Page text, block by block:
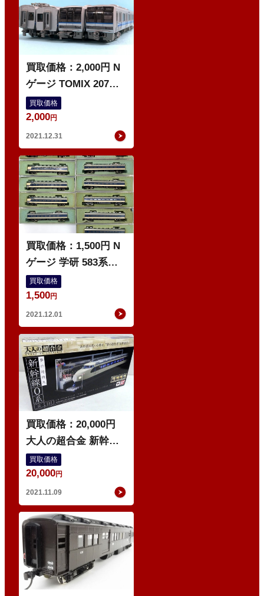
買取価格：2,000円 N
ゲージ TOMIX 207系
まとめ JR西日本 トミ
ックス 鉄道模型
買取価格
2,000円
2021.12.31
買取価格：1,500円 N
ゲージ 学研 583系ま
とめ 寝台特急電車 モ
ハネ582 クハネ583 サ
シ581 他 GAKKEN 鉄
道模型 まとめ
買取価格
1,500円
2021.12.01
買取価格：20,000円
大人の超合金 新幹線0
系 初回生産分限定特
典付 BANDAI 1/45ス
ケール バンダイ
買取価格
20,000円
2021.11.09